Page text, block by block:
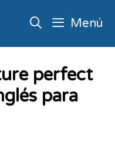
Menú
perfect
para